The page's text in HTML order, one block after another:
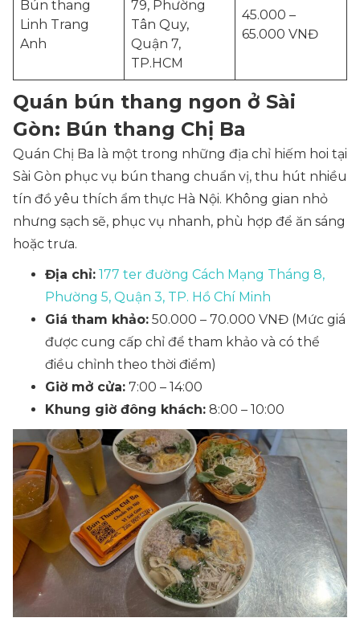
Bún thang
Linh Trang
Anh
79, Phường
Tân Quy,
Quận 7,
TP.HCM
45.000 –
65.000 VNĐ
Quán bún thang ngon ở Sài
Gòn: Bún thang Chị Ba
Quán Chị Ba là một trong những địa chỉ hiếm hoi tại
Sài Gòn phục vụ bún thang chuẩn vị, thu hút nhiều
tín đồ yêu thích ẩm thực Hà Nội. Không gian nhỏ
nhưng sạch sẽ, phục vụ nhanh, phù hợp để ăn sáng
hoặc trưa.
Địa chỉ: 177 ter đường Cách Mạng Tháng 8,
Phường 5, Quận 3, TP. Hồ Chí Minh
Giá tham khảo: 50.000 – 70.000 VNĐ (Mức giá
được cung cấp chỉ để tham khảo và có thể
điều chỉnh theo thời điểm)
Giờ mở cửa: 7:00 – 14:00
Khung giờ đông khách: 8:00 – 10:00